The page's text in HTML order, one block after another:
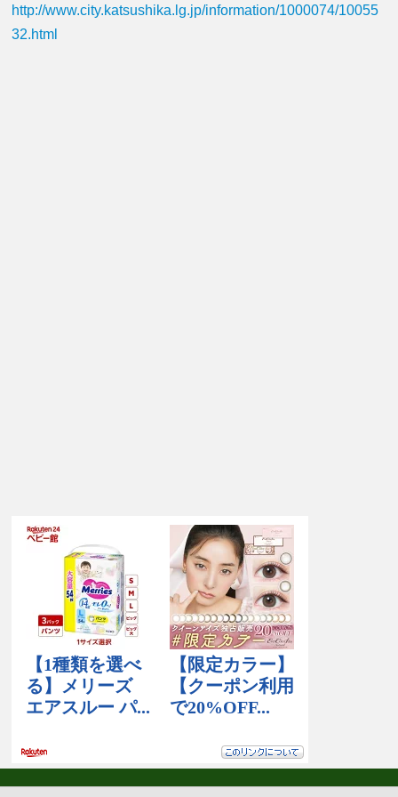
http://www.city.katsushika.lg.jp/information/1000074/10055
32.html